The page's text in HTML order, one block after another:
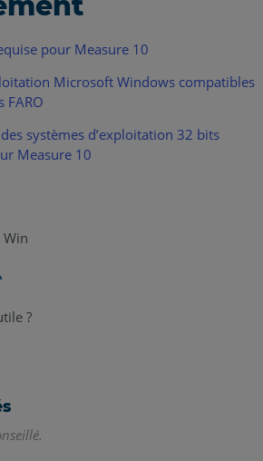
pour Measure 10
Microsoft Windows compatibles
FARO
systèmes d’exploitation 32 bits
Measure 10
?